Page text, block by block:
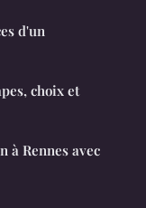
d'un
choix et
à Rennes avec